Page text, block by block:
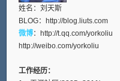
姓名：刘天斯
BLOG： http://blog.liuts.com
微博： http://t.qq.com/yorkoliu
http://weibo.com/yorkoliu
工作经历：